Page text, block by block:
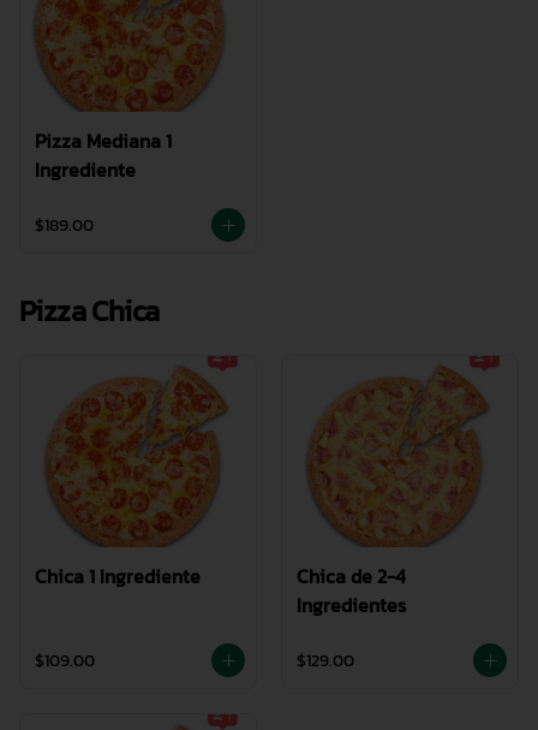
Pizza Mediana 1
Ingrediente
$189.00
Pizza Chica
Chica 1 Ingrediente
$109.00
Chica de 2-4
Ingredientes
$129.00